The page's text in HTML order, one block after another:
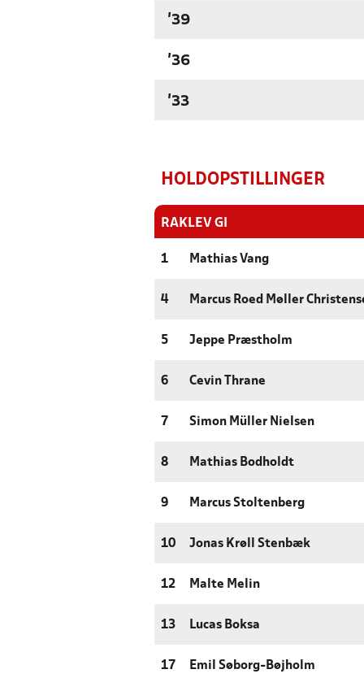
'39
'36
'33
HOLDOPSTILLINGER
RAKLEV GI
1 Mathias Vang
4 Marcus Roed Møller
5 Jeppe Præstholm
6 Cevin Thrane
7 Simon Müller Nielsen
8 Mathias Bodholdt
9 Marcus Stoltenberg
10 Jonas Krøll Stenbæk
12 Malte Melin
13 Lucas Boksa
17 Emil Søborg-Bøjholm